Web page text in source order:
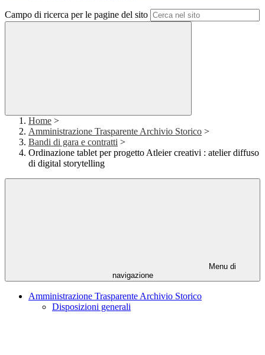
Campo di ricerca per le pagine del sito
Home >
Amministrazione Trasparente Archivio Storico >
Bandi di gara e contratti >
Ordinazione tablet per progetto Atleier creativi : atelier diffuso
di digital storytelling
Menu di
navigazione
Amministrazione Trasparente Archivio Storico
Disposizioni generali